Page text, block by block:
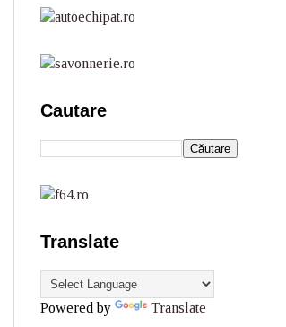
Cautare
Translate
Powered by Translate